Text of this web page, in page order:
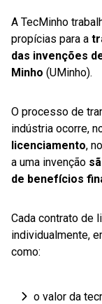
A TecMinho
propícias para a
das invenções
Minho (UMinho).
O processo de
indústria ocorre,
licenciamento,
a uma invenção
de benefícios
Cada contrato de
individualmente,
como:
o valor da